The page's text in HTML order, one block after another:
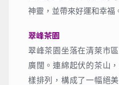
藍廟Wat Rong Suea Ten